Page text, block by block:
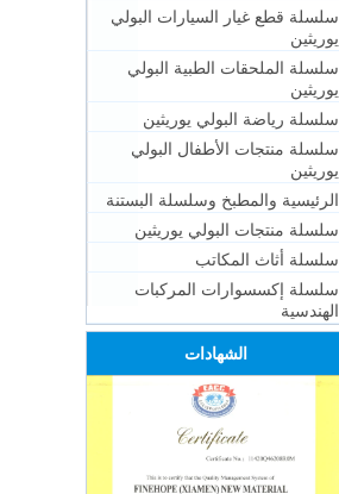
سلسلة قطع غيار السيارات البولي
يوريثين
سلسلة الملحقات الطبية البولي
يوريثين
سلسلة رياضة البولي يوريثين
سلسلة منتجات الأطفال البولي
يوريثين
الرئيسية والمطبخ وسلسلة البستنة
سلسلة منتجات البولي يوريثين
سلسلة أثاث المكاتب
سلسلة إكسسوارات المركبات
الهندسية
الشهادات